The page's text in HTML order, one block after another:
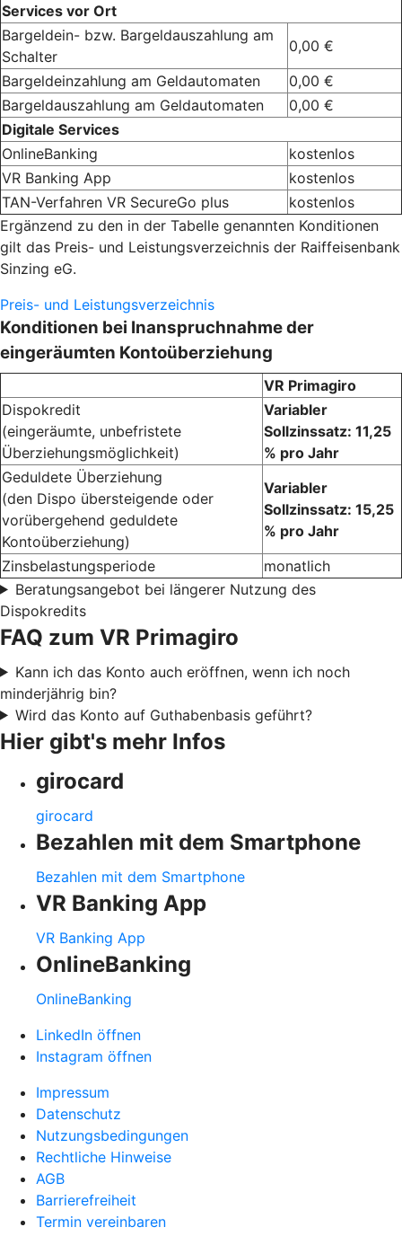
Services vor Ort
Bargeldein- bzw. Bargeldauszahlung am
Schalter
0,00 €
Bargeldeinzahlung am Geldautomaten
0,00 €
Bargeldauszahlung am Geldautomaten
0,00 €
Digitale Services
OnlineBanking
kostenlos
VR Banking App
kostenlos
TAN-Verfahren VR SecureGo plus
kostenlos
Ergänzend zu den in der Tabelle genannten Konditionen
gilt das Preis- und Leistungsverzeichnis der Raiffeisenbank
Sinzing eG.
Preis- und Leistungsverzeichnis
Konditionen bei Inanspruchnahme der
eingeräumten Kontoüberziehung
VR Primagiro
Dispokredit
(eingeräumte, unbefristete
Überziehungsmöglichkeit)
Variabler
Sollzinssatz: 11,25
% pro Jahr
Geduldete Überziehung
(den Dispo übersteigende oder
vorübergehend geduldete
Kontoüberziehung)
Variabler
Sollzinssatz: 15,25
% pro Jahr
Zinsbelastungsperiode
monatlich
Beratungsangebot bei längerer Nutzung des
Dispokredits
FAQ zum VR Primagiro
Kann ich das Konto auch eröffnen, wenn ich noch
minderjährig bin?
Wird das Konto auf Guthabenbasis geführt?
Hier gibt's mehr Infos
girocard
girocard
Bezahlen mit dem Smartphone
Bezahlen mit dem Smartphone
VR Banking App
VR Banking App
OnlineBanking
OnlineBanking
LinkedIn öffnen
Instagram öffnen
Impressum
Datenschutz
Nutzungsbedingungen
Rechtliche Hinweise
AGB
Barrierefreiheit
Termin vereinbaren